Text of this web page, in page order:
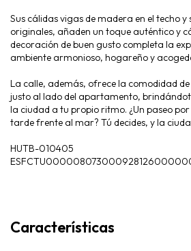
Sus cálidas vigas de madera en el techo y
originales, añaden un toque auténtico y
decoración de buen gusto completa la
ambiente armonioso, hogareño y
La calle, además, ofrece la comodidad
justo al lado del apartamento,
la ciudad a tu propio ritmo. ¿Un paseo
tarde frente al mar? Tú decides, y la
HUTB-010405
Características